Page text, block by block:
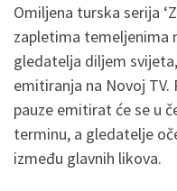
Omiljena turska serija
zapletima temeljenima
gledatelja diljem
emitiranja na Novoj
pauze emitirat će se u
terminu, a gledatelje
između glavnih likova.